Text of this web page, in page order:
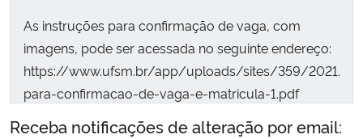
As instruções para confirmação de vaga, com
imagens, pode ser acessada no seguinte endereço:
https://www.ufsm.br/app/uploads/sites/359/2021/
para-confirmacao-de-vaga-e-matricula-1.pdf
A confirmação de vaga deve ser feita no Portal da
Receba notificações de alteração por email: